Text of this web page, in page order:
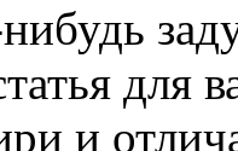
для
и